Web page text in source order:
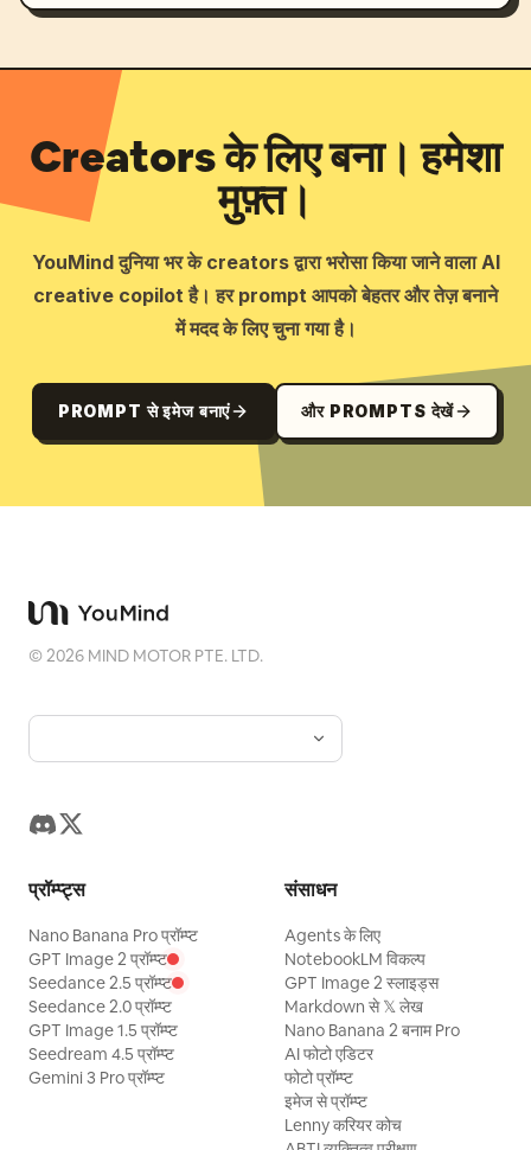
Creators के लिए बना। हमेशा
मुफ़्त।
YouMind दुनिया भर के creators द्वारा भरोसा किया जाने वाला AI
creative copilot है। हर prompt आपको बेहतर और तेज़ बनाने
में मदद के लिए चुना गया है।
PROMPT से इमेज बनाएं और PROMPTS देखें
©2026 MIND MOTOR PTE. LTD.
प्रॉम्प्ट्स
Nano Banana Pro प्रॉम्प्ट
GPT Image 2 प्रॉम्प्ट
Seedance 2.5 प्रॉम्प्ट
Seedance 2.0 प्रॉम्प्ट
GPT Image 1.5 प्रॉम्प्ट
Seedream 4.5 प्रॉम्प्ट
Gemini 3 Pro प्रॉम्प्ट
संसाधन
Agents के लिए
NotebookLM विकल्प
GPT Image 2 स्लाइड्स
Markdown से 𝕏 लेख
Nano Banana 2 बनाम Pro
AI फोटो एडिटर
फोटो प्रॉम्प्ट
इमेज से प्रॉम्प्ट
Lenny करियर कोच